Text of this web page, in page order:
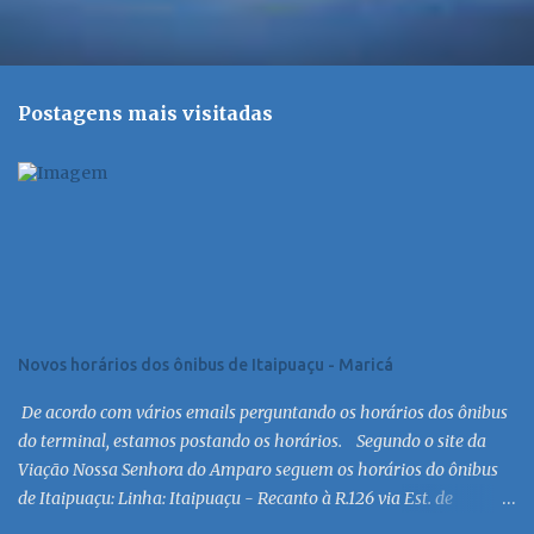
Postagens mais visitadas
Novos horários dos ônibus de Itaipuaçu - Maricá
De acordo com vários emails perguntando os horários dos ônibus
do terminal, estamos postando os horários. Segundo o site da
Viação Nossa Senhora do Amparo seguem os horários do ônibus
de Itaipuaçu: Linha: Itaipuaçu - Recanto à R.126 via Est. de